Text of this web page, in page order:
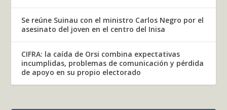
Se reúne Suinau con el ministro Carlos Negro por el
asesinato del joven en el centro del Inisa
CIFRA: la caída de Orsi combina expectativas
incumplidas, problemas de comunicación y pérdida
de apoyo en su propio electorado